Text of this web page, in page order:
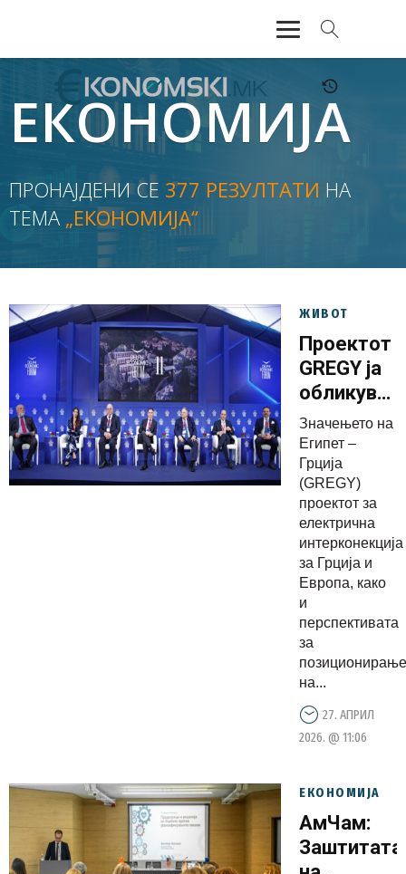
АКТУЕЛНО
ЕКОНОМИЈА
ФИНАНСИИ
БАНКАРСТВО
ЖИВОТ
МОЗАИК
ЕКОНОМИЈА
ПРОНАЈДЕНИ СЕ 377 РЕЗУЛТАТИ НА
ТЕМА „ЕКОНОМИЈА“
ЖИВОТ
Проектот
GREGY ја
обликува
иднината
на
врски
меѓу
Европа и
Африка
на 11-
тото
издание
на Делфи
форум
Значењето на
Египет –
Грција
(GREGY)
проектот за
електрична
интерконекција
за Грција и
Европа, како
и
перспективата
за
позиционирање
на...
27. АПРИЛ
2026. @ 11:06
ЕКОНОМИЈА
АмЧам:
Заштитата